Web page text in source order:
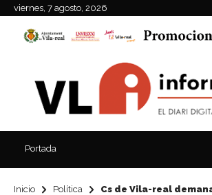
viernes, 7 agosto, 2026
Portada
Inicio Política
Cs de Vila-real